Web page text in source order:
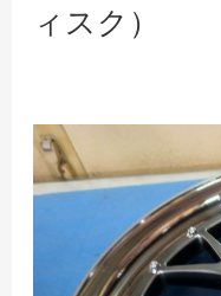
ィスク）